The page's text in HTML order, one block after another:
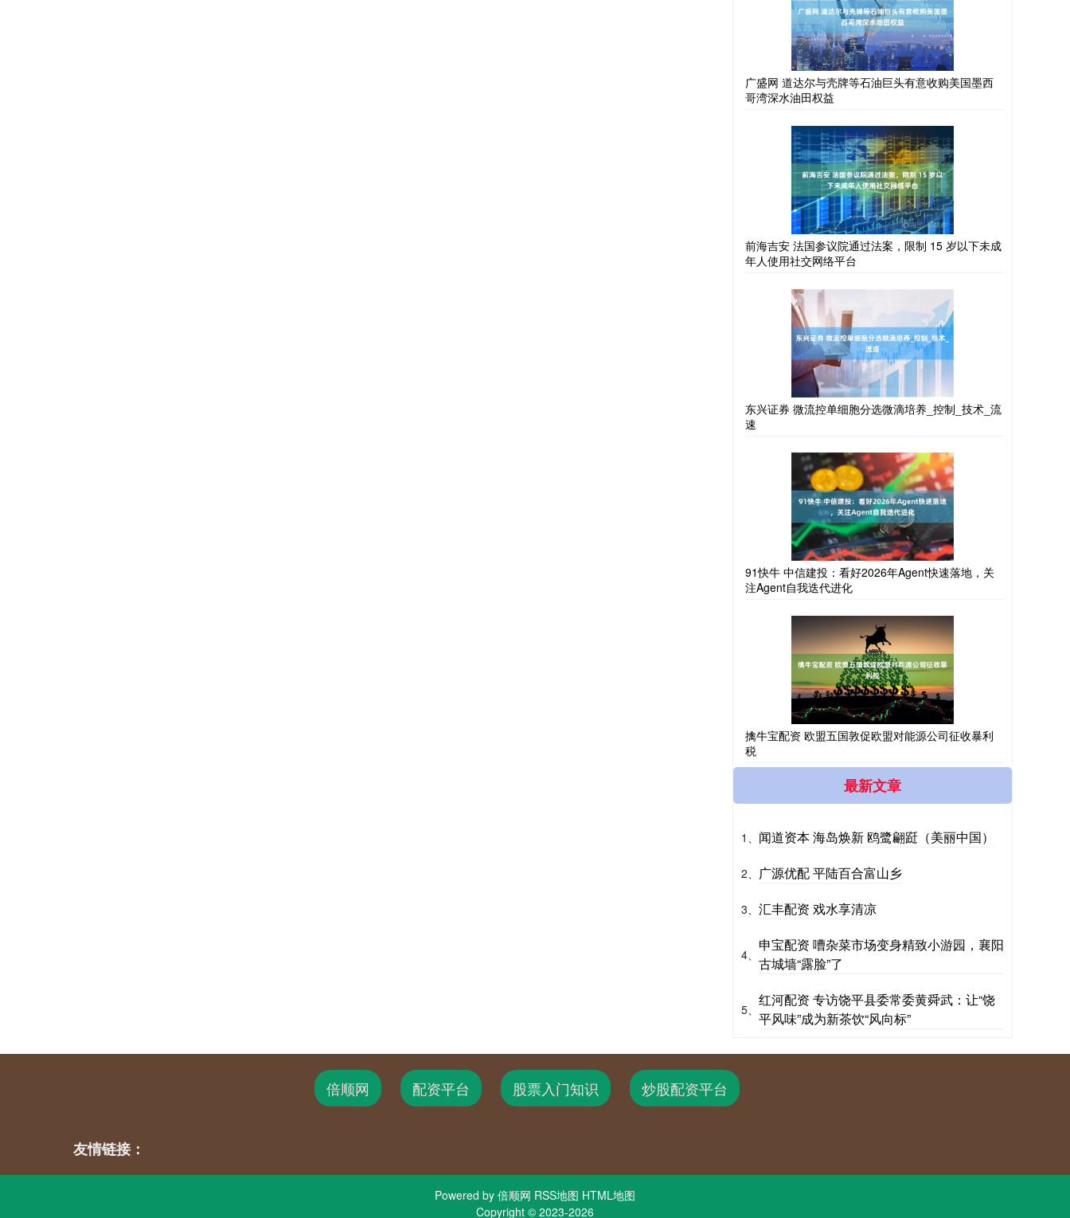
广盛网 道达尔与壳牌等石油巨头有意收购美国墨西
哥湾深水油田权益
前海吉安 法国参议院通过法案，限制 15 岁以下未成
年人使用社交网络平台
东兴证券 微流控单细胞分选微滴培养_控制_技术_流
速
91快牛 中信建投：看好2026年Agent快速落地，关
注Agent自我迭代进化
擒牛宝配资 欧盟五国敦促欧盟对能源公司征收暴利
税
最新文章
1、 闻道资本 海岛焕新 鸥鹭翩跹（美丽中国）
2、 广源优配 平陆百合富山乡
3、 汇丰配资 戏水享清凉
4、
申宝配资 嘈杂菜市场变身精致小游园，襄阳
古城墙“露脸”了
5、
红河配资 专访饶平县委常委黄舜武：让“饶
平风味”成为新茶饮“风向标”
倍顺网 配资平台 股票入门知识 炒股配资平台
友情链接：
Powered by 倍顺网 RSS地图 HTML地图
Copyright © 2023-2026